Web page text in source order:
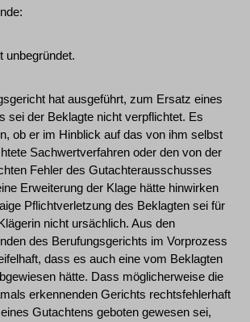
unbegründet.
hat ausgeführt, zum Ersatz eines
sei der Beklagte nicht verpflichtet. Es
ob er im Hinblick auf das von ihm selbst
Sachwertverfahren oder den von der
Fehler des Gutachterausschusses
Erweiterung der Klage hätte hinwirken
Pflichtverletzung des Beklagten sei für
nicht ursächlich. Aus den
des Berufungsgerichts im Vorprozess
dass es auch eine vom Beklagten
hätte. Dass möglicherweise die
erkennenden Gerichts rechtsfehlerhaft
Gutachtens geboten gewesen sei,